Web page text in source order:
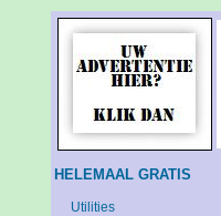
HELEMAAL GRATIS
Utilities